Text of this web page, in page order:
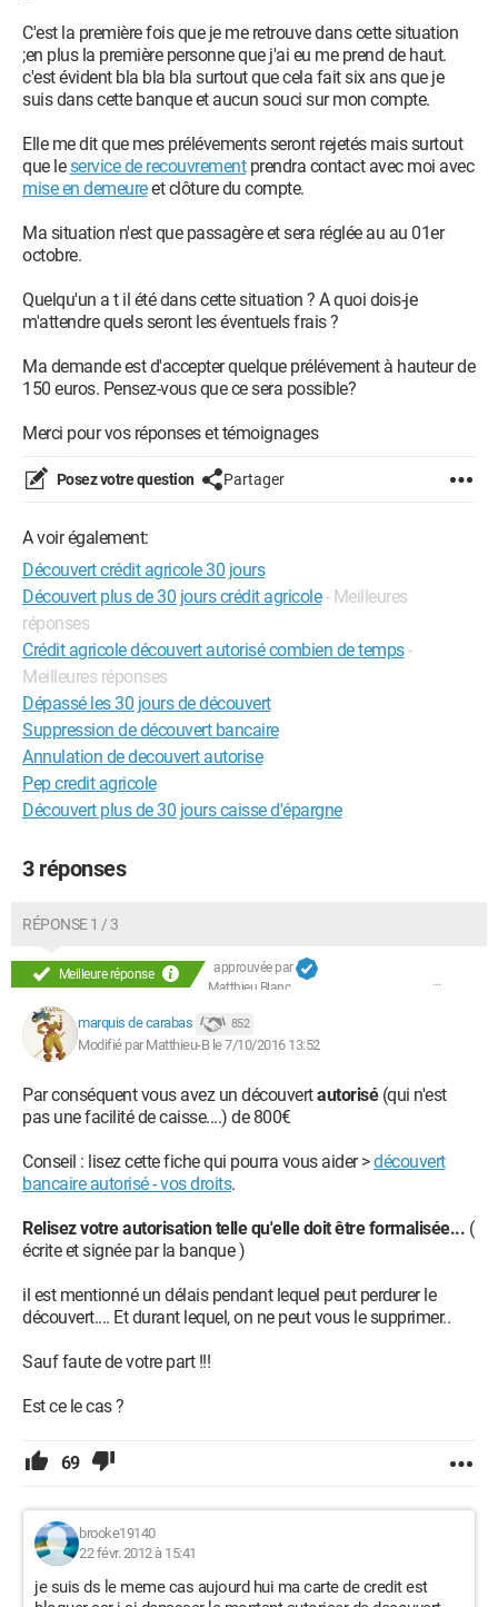
C'est la première fois que je me retrouve dans cette situation
;en plus la première personne que j'ai eu me prend de haut.
c'est évident bla bla bla surtout que cela fait six ans que je
suis dans cette banque et aucun souci sur mon compte.
Elle me dit que mes prélévements seront rejetés mais surtout
que leservice de recouvrementprendra contact avec moi avec
mise en demeureet clôture du compte.
Ma situation n'est que passagère et sera réglée au au 01er
octobre.
Quelqu'un a t il été dans cette situation ? A quoi dois-je
m'attendre quels seront les éventuels frais ?
Ma demande est d'accepter quelque prélévement à hauteur de
150 euros. Pensez-vous que ce sera possible?
Merci pour vos réponses et témoignages
Posez votre question Partager
A voir également:
Découvert crédit agricole 30 jours
Découvert plus de 30 jours crédit agricole - Meilleures
réponses
Crédit agricole découvert autorisé combien de temps-
Meilleures réponses
Dépassé les 30 jours de découvert
Suppression de découvert bancaire
Annulation de decouvert autorise
Pep credit agricole
Découvert plus de 30 jours caisse d'épargne
3 réponses
RÉPONSE 1 / 3
Meilleure réponse
approuvée par
Matthieu Blanc
marquis de carabas 852
Modifié par Matthieu-B le 7/10/2016 13:52
Par conséquent vous avez un découvertautorisé(qui n'est
pas une facilité de caisse....) de 800€
Conseil : lisez cette fiche qui pourra vous aider >découvert
bancaire autorisé - vos droits.
Relisez votre autorisation telle qu'elle doit être formalisée... (
écrite et signée par la banque )
il est mentionné un délais pendant lequel peut perdurer le
découvert.... Et durant lequel, on ne peut vous le supprimer..
Sauf faute de votre part !!!
Est ce le cas ?
69
brooke19140
22 févr. 2012 à 15:41
je suis ds le meme cas aujourd hui ma carte de credit est